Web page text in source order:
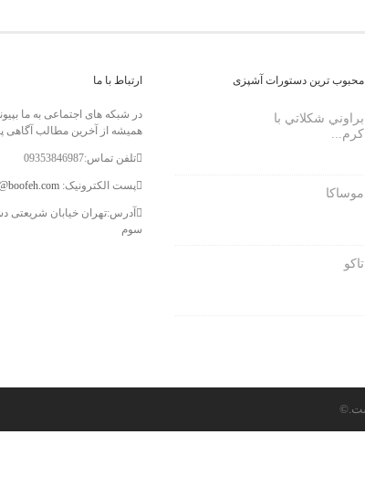
ارتباط با ما
در شبکه های اجتماعی به ما
همیشه از آخرین مطالب آگاهی
تلفن تماس:09353846987
پست الکترونیک:
آدرس:تهران خیابان شریعتی
سوم
محبوب ترین دستورات آشپزی
براوني شكلاتي با
كرم...
موساکا
تاكو